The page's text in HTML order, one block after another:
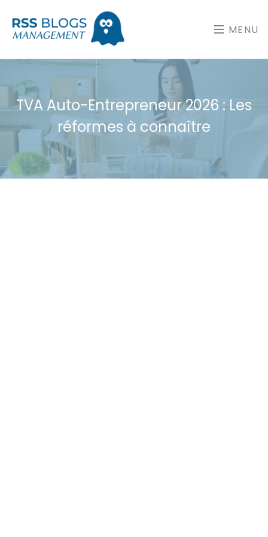
MENU
TVA Auto-Entrepreneur 2026 : Les
réformes à connaître